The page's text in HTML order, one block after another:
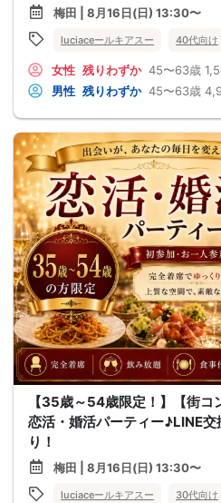
梅田 | 8月16日(日) 13:30〜
luciaceールキアスー 40代向け
女性 残りわずか 45〜63歳
男性 残りわずか 45〜63歳
【35歳～54歳限定！】【街コ
恋活・婚活パーティー♪LINE
り！
梅田 | 8月16日(日) 13:30〜
luciaceールキアスー 30代向け